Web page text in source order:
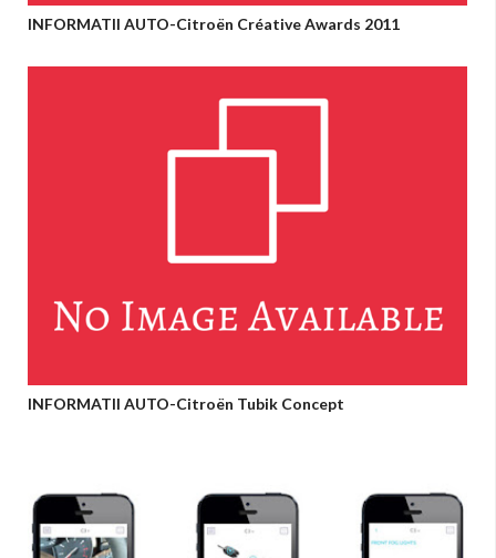
INFORMATII AUTO-Citroën Créative Awards 2011
INFORMATII AUTO-Citroën Tubik Concept